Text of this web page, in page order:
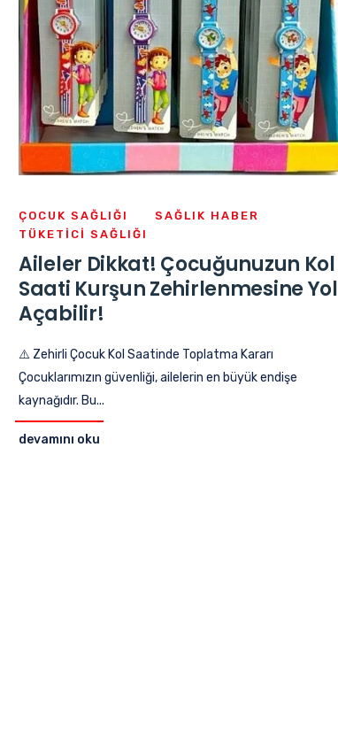
ÇOCUK SAĞLIĞI
SAĞLIK HABER
TÜKETICI SAĞLIĞI
Aileler Dikkat! Çocuğunuzun Kol
Saati Kurşun Zehirlenmesine Yol
Açabilir!
⚠️ Zehirli Çocuk Kol Saatinde Toplatma Kararı
Çocuklarımızın güvenliği, ailelerin en büyük endişe
kaynağıdır. Bu...
devamını oku